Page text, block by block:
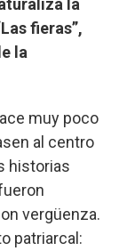
la
fieras”,
la
muy poco
al centro
historias
vergüenza.
patriarcal: